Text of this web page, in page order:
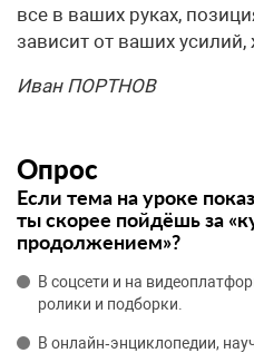
все в ваших руках,
зависит от ваших
Иван ПОРТНОВ
Опрос
Если тема на уроке
ты скорее пойдёшь за
продолжением»?
В соцсети и на
ролики и подборки.
В онлайн‑энциклопедии,